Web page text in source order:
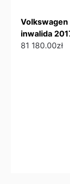
Volkswagen
inwalida
81 180.00zł